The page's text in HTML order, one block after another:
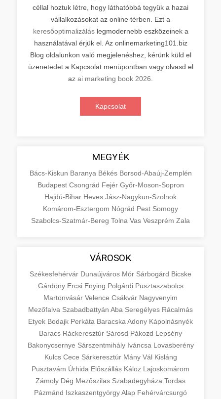
céllal hoztuk létre, hogy láthatóbbá tegyük a hazai
vállalkozásokat az online térben. Ezt a
keresőoptimalizáláslegmodernebb eszközeinek a
használatával érjük el. Az onlinemarketing101.biz
Blog oldalunkon való megjelenéshez, kérünk küld el
üzenetedet a Kapcsolat menüpontban vagy olvasd el
az ai marketing book 2026
Kapcsolat
MEGYÉK
Bács-Kiskun Baranya Békés Borsod-Abaúj-Zemplén
Budapest Csongrád Fejér Győr-Moson-Sopron
Hajdú-Bihar Heves Jász-Nagykun-Szolnok
Komárom-Esztergom Nógrád Pest Somogy
Szabolcs-Szatmár-Bereg Tolna Vas Veszprém Zala
VÁROSOK
Székesfehérvár Dunaújváros Mór Sárbogárd Bicske
Gárdony Ercsi Enying Polgárdi Pusztaszabolcs
Martonvásár Velence Csákvár Nagyvenyim
Mezőfalva Szabadbattyán Aba Seregélyes Rácalmás
Etyek Bodajk Perkáta Baracska Adony Kápolnásnyék
Baracs Ráckeresztúr Sárosd Pákozd Lepsény
Bakonycsernye Sárszentmihály Iváncsa Lovasberény
Kulcs Cece Sárkeresztúr Mány Vál Kisláng
Pusztavám Úrhida Előszállás Káloz Lajoskomárom
Zámoly Dég Mezőszilas Szabadegyháza Tordas
Pázmánd IszkaszentgyörgyAlap Fehérvárcsurgó